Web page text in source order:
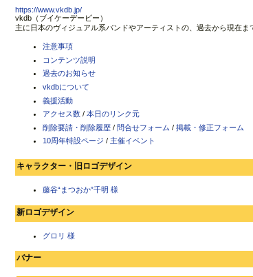
https://www.vkdb.jp/
vkdb（ブイケーデービー）
主に日本のヴィジュアル系バンドやアーティストの、過去から現在ま
注意事項
コンテンツ説明
過去のお知らせ
vkdbについて
義援活動
アクセス数 / 本日のリンク元
削除要請・削除履歴 / 問合せフォーム / 掲載・修正フォーム
10周年特設ページ / 主催イベント
キャラクター・旧ロゴデザイン
藤谷“まつおか”千明 様
新ロゴデザイン
グロリ 様
バナー